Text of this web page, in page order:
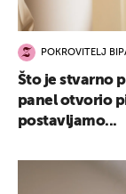
POKROVITELJ
Što je stvarno
panel otvorio
postavljamo...